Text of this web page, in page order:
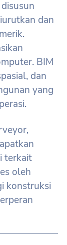
dan
BIM
dan
yang
terkait
oleh
konstruksi